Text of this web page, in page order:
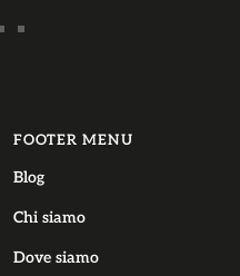
FOOTER MENU
Blog
Chi siamo
Dove siamo